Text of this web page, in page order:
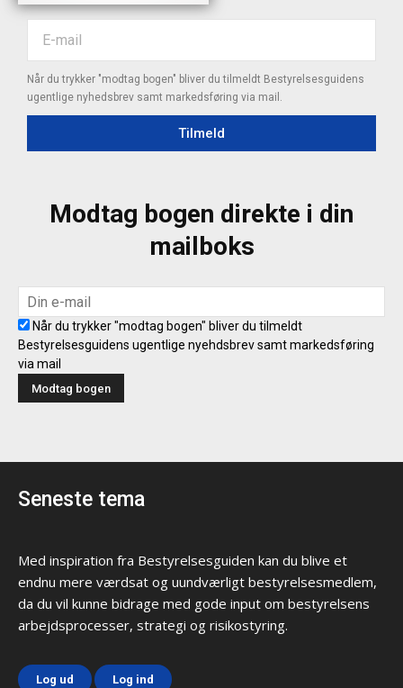
Når du trykker "modtag bogen" bliver du tilmeldt Bestyrelsesguidens
ugentlige nyhedsbrev samt markedsføring via mail.
Tilmeld
Modtag bogen direkte i din
mailboks
Når du trykker "modtag bogen" bliver du tilmeldt
Bestyrelsesguidens ugentlige nyehdsbrev samt markedsføring
via mail
Seneste tema
Med inspiration fra Bestyrelsesguiden kan du blive et
endnu mere værdsat og uundværligt bestyrelsesmedlem,
da du vil kunne bidrage med gode input om bestyrelsens
arbejdsprocesser, strategi og risikostyring.
Log ud Log ind